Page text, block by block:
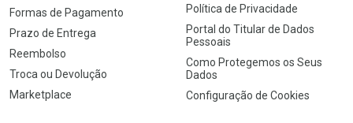
Formas de Pagamento
Prazo de Entrega
Reembolso
Troca ou Devolução
Marketplace
Política de Privacidade
Portal do Titular de Dados
Pessoais
Como Protegemos os Seus
Dados
Configuração de Cookies